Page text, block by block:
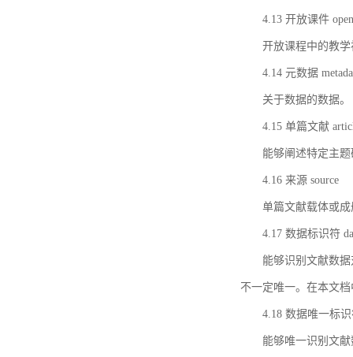
4.13 开放课件
开放课程中的教
4.14 元数据
关于数据的数据。
4.15 单篇文献
能够阐述特定主
4.16 来源 source
单篇文献载体或
4.17 数据标识符
能够识别文献数
不一定唯一。在本文
4.18 数据唯一标
能够唯一识别文